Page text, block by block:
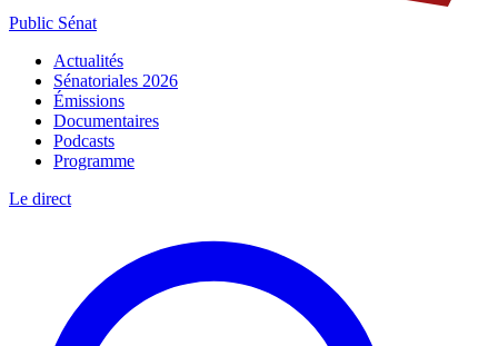
Public Sénat
Actualités
Sénatoriales 2026
Émissions
Documentaires
Podcasts
Programme
Le direct